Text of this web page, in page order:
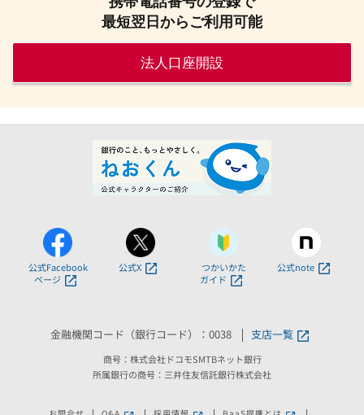
最短翌日からご利用可能
法人口座開設
公式Facebook
ページ
公式X
つかいかた
ガイド
公式note
金融機関コード（銀行コード）：0038 支店一覧
商号：株式会社ドコモSMTBネット銀行
所属銀行の商号：三井住友信託銀行株式会社